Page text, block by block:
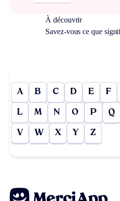
À découvrir
Savez-vous ce que
A B C D E F
L M N O P Q
V W X Y Z